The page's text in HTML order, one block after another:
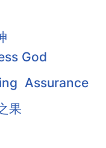
God
Assurance
果